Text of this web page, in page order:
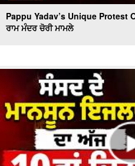
Pappu Yadav’s Unique
ਰਾਮ ਮੰਦਰ ਚੋਰੀ ਮਾਮਲੇ